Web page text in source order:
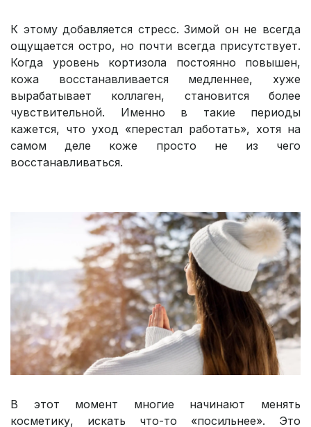
К этому добавляется стресс. Зимой он не всегда
ощущается остро, но почти всегда присутствует.
Когда уровень кортизола постоянно повышен,
кожа восстанавливается медленнее, хуже
вырабатывает коллаген, становится более
чувствительной. Именно в такие периоды
кажется, что уход «перестал работать», хотя на
самом деле коже просто не из чего
восстанавливаться.
В этот момент многие начинают менять
косметику, искать что-то «посильнее». Это